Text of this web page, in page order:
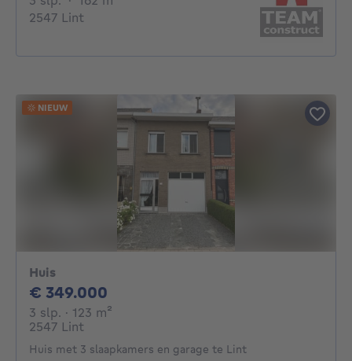
2547 Lint
Huis
€ 349.000
3 slp. 3 slaapkamers
· 123 m²
2547 Lint
Huis met 3 slaapkamers en garage te Lint
NIEUW